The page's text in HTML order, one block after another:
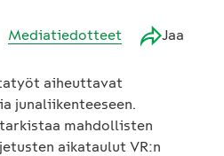
Mediatiedotteet Jaa
aiheuttavat
junaliikenteeseen.
mahdollisten
aikataulut VR:n